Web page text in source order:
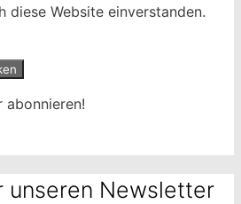
diese Website einverstanden.
abonnieren!
unseren Newsletter